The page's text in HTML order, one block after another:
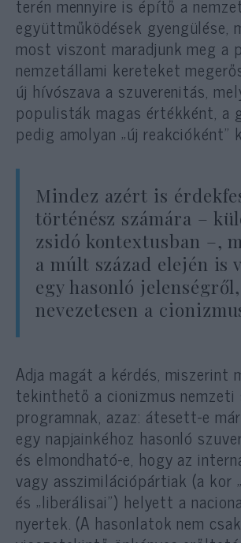
együttműködések gyengülése,
most viszont maradjunk meg a
nemzetállami kereteket
új hívószava a szuverenitás,
populisták magas értékként, a
pedig amolyan „új reakcióként”
Mindez azért is
történész számára –
zsidó kontextusban –,
a múlt század elején is
egy hasonló jelenségről,
nevezetesen a
Adja magát a kérdés, miszerint
tekinthető a cionizmus nemzeti
programnak, azaz: átesett-e
egy napjainkéhoz hasonló
és elmondható-e, hogy az
vagy asszimilációpártiak (a kor
és „liberálisai”) helyett a
nyertek. (A hasonlatok nem